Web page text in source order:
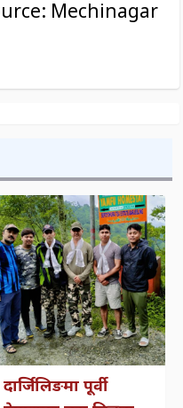
Mechinagar
दार्जिलिङमा पूर्वी